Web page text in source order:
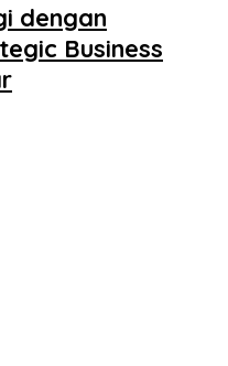
dengan
Business